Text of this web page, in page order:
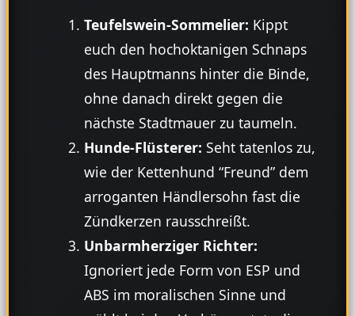
Teufelswein-Sommelier: Kippt
euch den hochoktanigen Schnaps
des Hauptmanns hinter die Binde,
ohne danach direkt gegen die
nächste Stadtmauer zu taumeln.
Hunde-Flüsterer: Seht tatenlos zu,
wie der Kettenhund “Freund” dem
arroganten Händlersohn fast die
Zündkerzen rausschreißt.
Unbarmherziger Richter:
Ignoriert jede Form von ESP und
ABS im moralischen Sinne und